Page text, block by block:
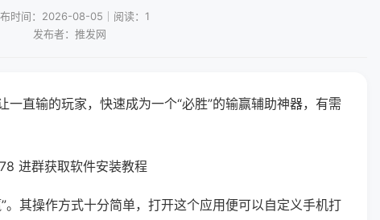
时间：2026-08-05｜阅读：1
发布者：推发网
直输的玩家，快速成为一个“必胜”的输赢辅助神器，有需
进群获取软件安装教程
。其操作方式十分简单，打开这个应用便可以自定义手机打